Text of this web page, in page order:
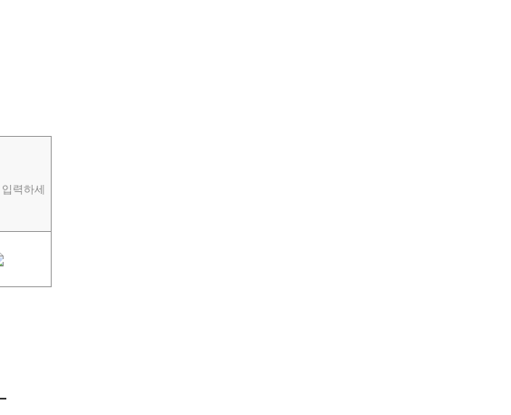
력하세